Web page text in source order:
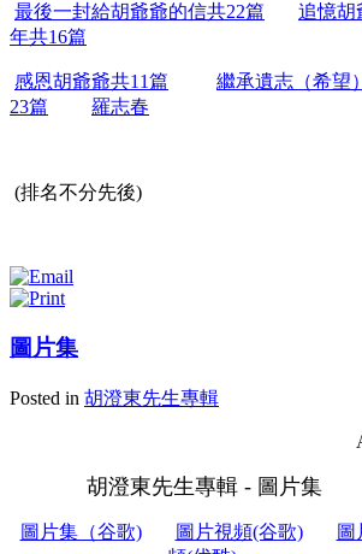
最後一封給胡爺爺的信共22篇
追憶胡
年共16篇
感恩胡爺爺共11篇
繼承遺志（希望
23篇
羅志春
(排名不分先後)
圖片集
Posted in 胡澄東先生專輯
胡澄東先生專輯 - 圖片集
圖片集（谷歌) 圖片視頻(谷歌)
圖